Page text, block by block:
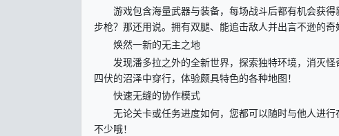
游戏包含海量武器与装备，每场战斗后都有机会获得
步枪？那还用说。拥有双腿、能追击敌人并出言不逊的奇
焕然一新的无主之地
发现潘多拉之外的全新世界，探索独特环境，消灭怪
四伏的沼泽中穿行，体验颇具特色的各种地图！
快速无缝的协作模式
无论关卡或任务进度如何，您都可以随时与他人进行
不少哦！